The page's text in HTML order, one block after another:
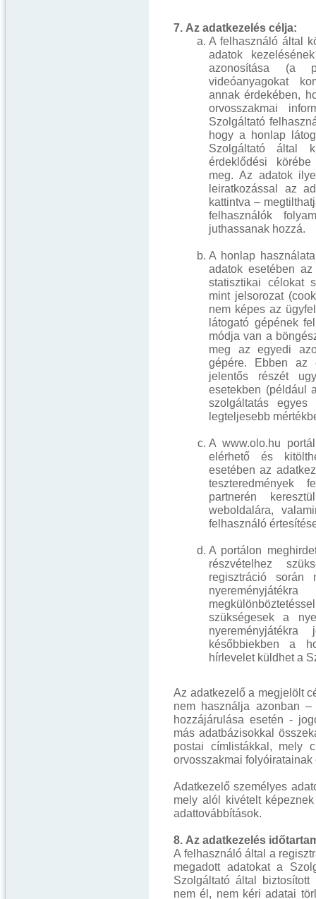
7. Az adatkezelés célja:
A felhasználó által
adatok
azonosítása (a
videóanyagokat
annak érdekében,
orvosszakmai
Szolgáltató
hogy a honlap
Szolgáltató által
érdeklődési
meg. Az adatok
leiratkozással az
kattintva –
felhasználók
juthassanak hozzá.
A honlap
adatok esetében
statisztikai célokat
mint jelsorozat
nem képes az
látogató gépének
módja van a
meg az egyedi
gépére. Ebben az
jelentős részét
esetekben (például
szolgáltatás
legteljesebb
A www.olo.hu
elérhető és
esetében az
teszteredmények
partnerén
weboldalára,
felhasználó
A portálon
részvételhez
regisztráció során
szükségesek a
későbbiekben a
hírlevelet küldhet a
Az adatkezelő a megjelölt
nem használja azonban
hozzájárulása esetén -
más adatbázisokkal
postai címlistákkal, mely
orvosszakmai
Adatkezelő személyes
mely alól kivételt
adattovábbítások.
8. Az adatkezelés
A felhasználó által a
megadott adatokat a
Szolgáltató által
nem él, nem kéri adatai